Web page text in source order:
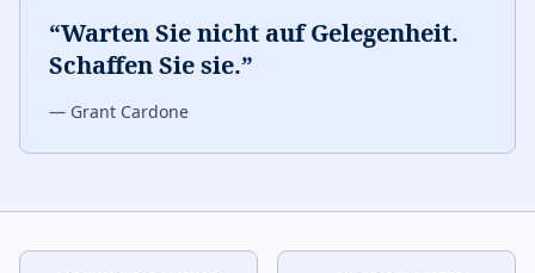
“Warten Sie nicht auf Gelegenheit.
Schaffen Sie sie.”
— Grant Cardone